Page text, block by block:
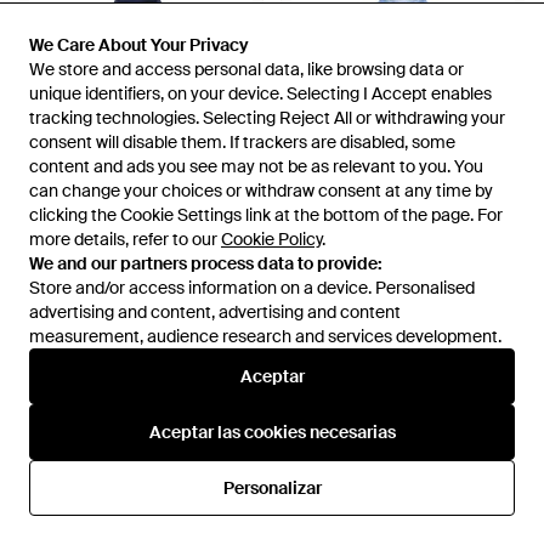
We Care About Your Privacy
We store and access personal data, like browsing data or
unique identifiers, on your device. Selecting I Accept enables
tracking technologies. Selecting Reject All or withdrawing your
consent will disable them. If trackers are disabled, some
content and ads you see may not be as relevant to you. You
can change your choices or withdraw consent at any time by
clicking the Cookie Settings link at the bottom of the page. For
more details, refer to ourCookie Policy.
We and our partners process data to provide:
Store and/or access information on a device. Personalised
advertising and content, advertising and content
measurement, audience research and services development.
Aceptar
Aceptar las cookies necesarias
Personalizar
We Care About Your Privacy
We store and access personal data, like browsing data or
unique identifiers, on your device. Selecting I Accept enables
tracking technologies. Selecting Reject All or withdrawing your
consent will disable them. If trackers are disabled, some
content and ads you see may not be as relevant to you. You
can change your choices or withdraw consent at any time by
clicking the Cookie Settings link at the bottom of the page. For
more details, refer to ourCookie Policy.
We and our partners process data to provide:
Store and/or access information on a device. Personalised
advertising and content, advertising and content
measurement, audience research and services development.
Aceptar
Aceptar las cookies necesarias
Personalizar
243 €
Etro
Casual Shirts - Azul
119,50 €
BOSS
Formal Shirts - Azul